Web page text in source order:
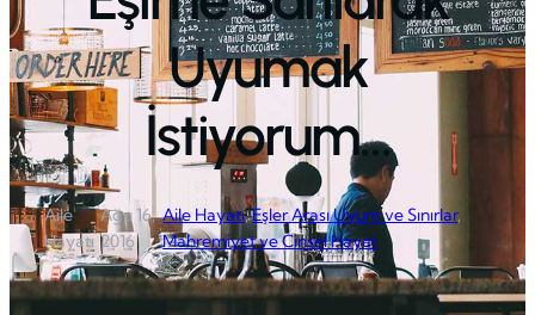
Uyumak
İstiyorum…
Aile
Hayatı
·
Ağu 16,
2016
·
Aile Hayatı, Eşler Arası Uyum ve Sınırlar
Mahremiyet ve Cinsel Hayat